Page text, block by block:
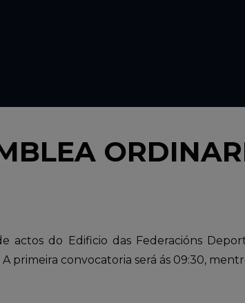
do Edificio das Federacións
primeira convocatoria será ás 09:30,